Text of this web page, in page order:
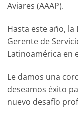
Aviares (AAAP).
Hasta este año,
Gerente de
Latinoamérica en
Le damos una
deseamos éxito
nuevo desafío